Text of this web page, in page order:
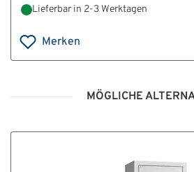
Lieferbar in 2-3 Werktagen
Merken
MÖGLICHE